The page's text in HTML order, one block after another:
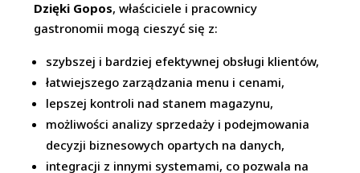
Dzięki Gopos, właściciele i pracownicy
gastronomii mogą cieszyć się z:
szybszej i bardziej efektywnej obsługi klientów,
łatwiejszego zarządzania menu i cenami,
lepszej kontroli nad stanem magazynu,
możliwości analizy sprzedaży i podejmowania
decyzji biznesowych opartych na danych,
integracji z innymi systemami, co pozwala na